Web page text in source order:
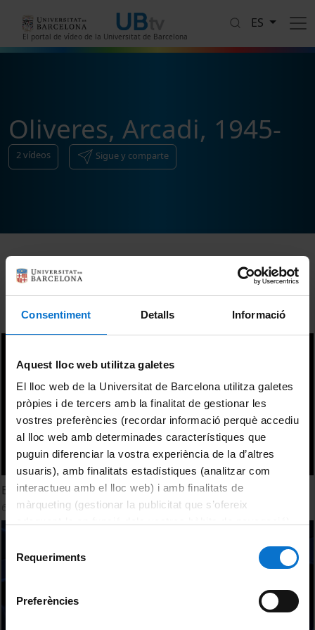
Consentiment Detalls Informació
Aquest lloc web utilitza galetes
El lloc web de la Universitat de Barcelona utilitza galetes
pròpies i de tercers amb la finalitat de gestionar les
vostres preferències (recordar informació perquè accediu
al lloc web amb determinades característiques que
puguin diferenciar la vostra experiència de la d’altres
usuaris), amb finalitats estadístiques (analitzar com
interactueu amb el lloc web) i amb finalitats de
màrqueting (gestionar la publicitat que s’ofereix
consultar laPolítica de galetes del lloc web de la
consentiment
Requeriments
Preferències
El portal de vídeo de la Universitat de Barcelona
ES
Oliveres, Arcadi, 1945-
2vídeos Sigue y comparte
Ordenar
Economia social en temps de crisi
6 Noviembre, 2012